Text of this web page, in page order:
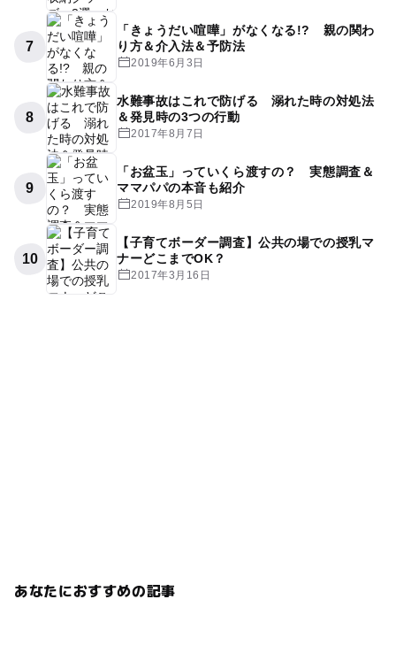
7
「きょうだい喧嘩」がなくなる!? 親の関わ
り方＆介入法＆予防法
2019年6月3日
8
水難事故はこれで防げる 溺れた時の対処法
＆発見時の3つの行動
2017年8月7日
9
「お盆玉」っていくら渡すの？ 実態調査＆
ママパパの本音も紹介
2019年8月5日
10
【子育てボーダー調査】公共の場での授乳マ
ナーどこまでOK？
2017年3月16日
あなたにおすすめの記事